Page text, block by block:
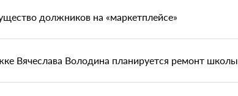
должников на «маркетплейсе»
Вячеслава Володина планируется ремонт школы